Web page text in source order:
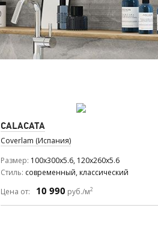
CALACATA
Coverlam (Испания)
Размер 100x300x5.6, 120x260x5.6
Стиль современный, классический
Цена от:
10 990 руб./м2